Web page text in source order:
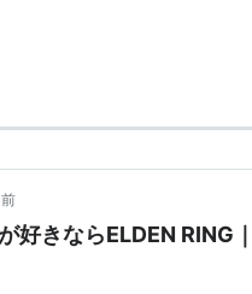
好きならELDEN RING